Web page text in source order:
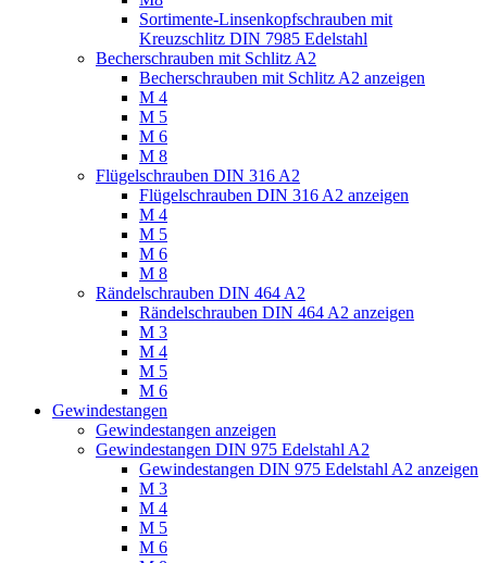
Sortimente-Linsenkopfschrauben mit
Kreuzschlitz DIN 7985 Edelstahl
Becherschrauben mit Schlitz A2
Becherschrauben mit Schlitz A2 anzeigen
M 4
M 5
M 6
M 8
Flügelschrauben DIN 316 A2
Flügelschrauben DIN 316 A2 anzeigen
M 4
M 5
M 6
M 8
Rändelschrauben DIN 464 A2
Rändelschrauben DIN 464 A2 anzeigen
M 3
M 4
M 5
M 6
Gewindestangen
Gewindestangen anzeigen
Gewindestangen DIN 975 Edelstahl A2
Gewindestangen DIN 975 Edelstahl A2 anzeigen
M 3
M 4
M 5
M 6